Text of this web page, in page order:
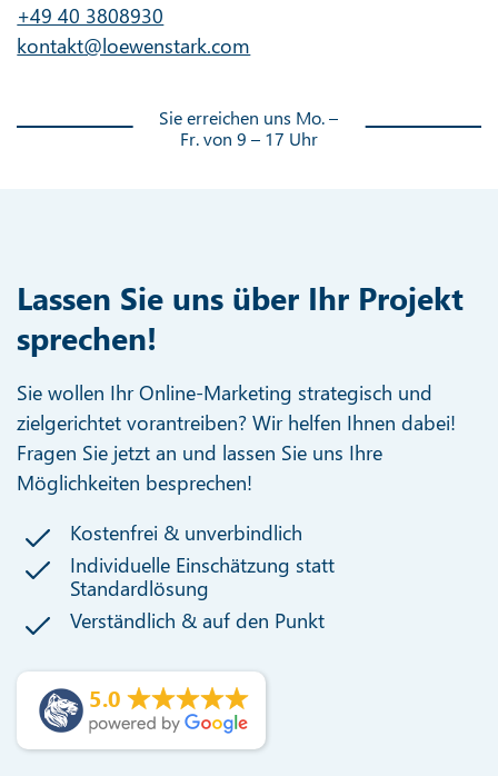
+49 40 3808930
kontakt@loewenstark.com
Sie erreichen uns Mo. –
Fr. von 9 – 17 Uhr
Lassen Sie uns über Ihr Projekt
sprechen!
Sie wollen Ihr Online-Marketing strategisch und
zielgerichtet vorantreiben? Wir helfen Ihnen dabei!
Fragen Sie jetzt an und lassen Sie uns Ihre
Möglichkeiten besprechen!
Kostenfrei & unverbindlich
Individuelle Einschätzung statt
Standardlösung
Verständlich & auf den Punkt
5.0